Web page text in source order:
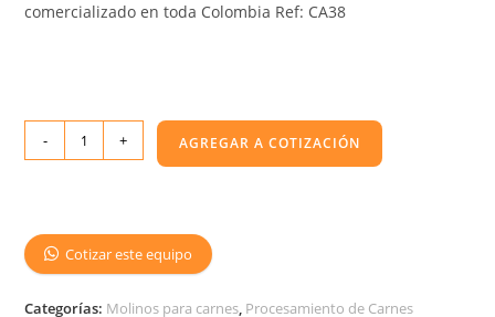
comercializado en toda Colombia Ref: CA38
- + AGREGAR A COTIZACIÓN
Cotizar este equipo
Categorías: Molinos para carnes, Procesamiento de Carnes